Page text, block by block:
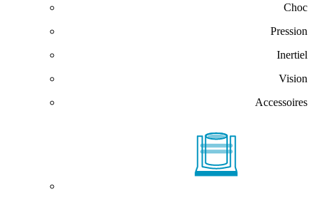
Choc
Pression
Inertiel
Vision
Accessoires